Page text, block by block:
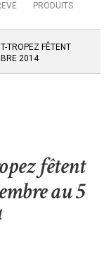
PRODUITS
TROPEZ FÊTENT
2014
fêtent
au 5